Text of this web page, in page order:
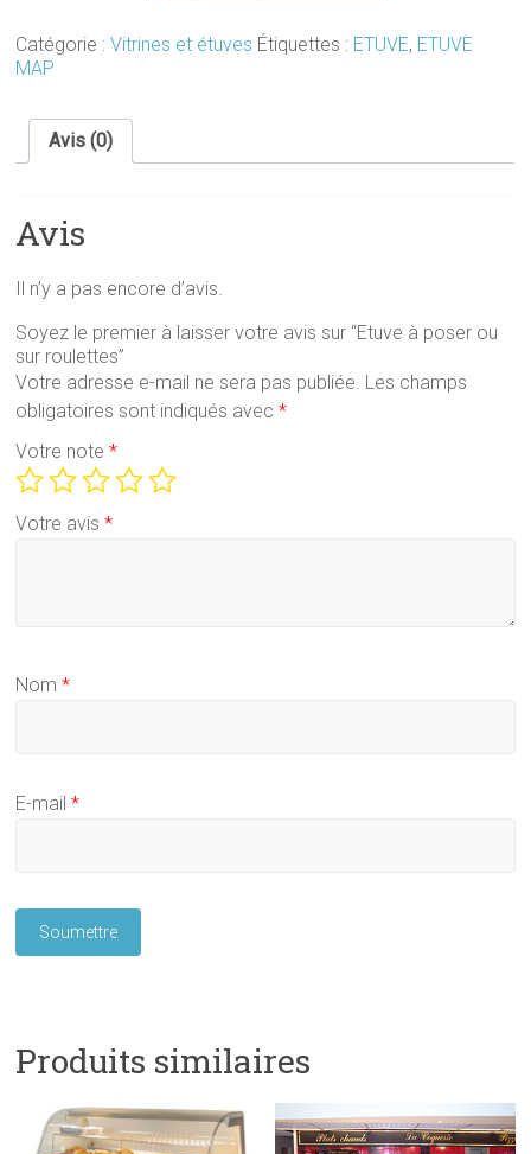
Catégorie :Vitrines et étuves Étiquettes : ETUVE, ETUVE
MAP
Avis (0)
Avis
Il n’y a pas encore d’avis.
Soyez le premier à laisser votre avis sur “Etuve à poser ou
sur roulettes”
Votre adresse e-mail ne sera pas publiée. Les champs
obligatoires sont indiqués avec*
Votre note*
Votre avis*
Nom*
E-mail*
Produits similaires